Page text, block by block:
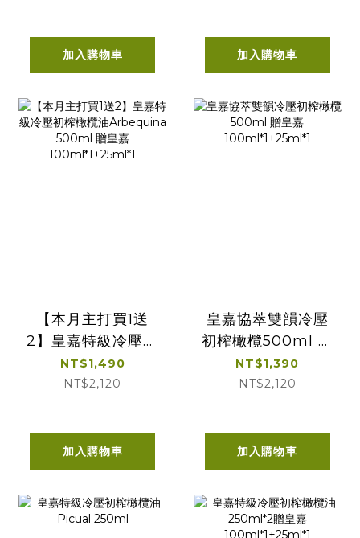
加入購物車 加入購物車
【本月主打買1送
2】皇嘉特級冷壓初
榨橄欖油
Arbequina
NT$1,490
NT$2,120
加入購物車
皇嘉協萃雙韻冷壓
初榨橄欖500ml 贈
皇嘉
100ml*1+25ml*1
NT$1,390
NT$2,120
加入購物車